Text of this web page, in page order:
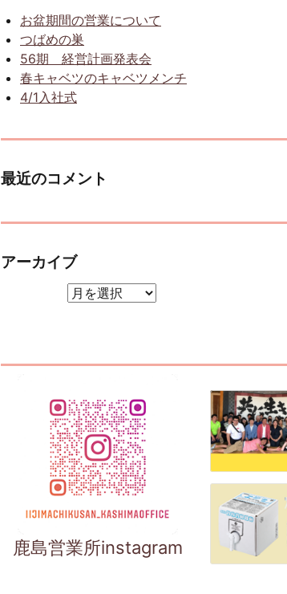
お盆期間の営業について
つばめの巣
56期 経営計画発表会
春キャベツのキャベツメンチ
4/1入社式
最近のコメント
アーカイブ
鹿島営業所instagram